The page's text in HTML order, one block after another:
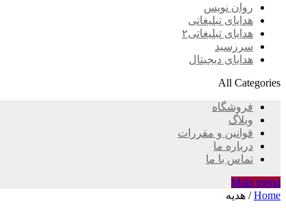
روان نویس
هدایای تبلیغاتی
هدایای تبلیغاتی۲
سررسید
هدایای دیجیتال
All Categories
فروشگاه
وبلاگ
قوانین و مقررات
درباره ما
تماس با ما
Main menu
Home
/ هدیه